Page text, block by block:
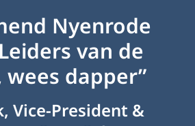
Nyenrode
van de
dapper”
Vice-President &